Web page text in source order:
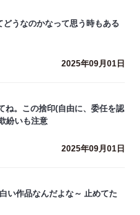
うなのかなって思う時もある
2025年09月01日
ね。この捨印(自由に、委任を認
紛いも注意
2025年09月01日
い作品なんだよな～ 止めてた